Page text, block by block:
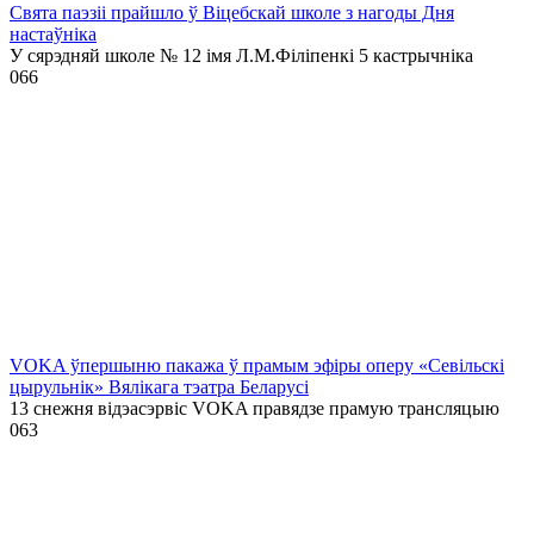
Свята паэзіі прайшло ў Віцебскай школе з нагоды Дня
настаўніка
У сярэдняй школе № 12 імя Л.М.Філіпенкі 5 кастрычніка
066
VOKA ўпершыню пакажа ў прамым эфіры оперу «Севільскі
цырульнік» Вялікага тэатра Беларусі
13 снежня відэасэрвіс VOKA правядзе прамую трансляцыю
063